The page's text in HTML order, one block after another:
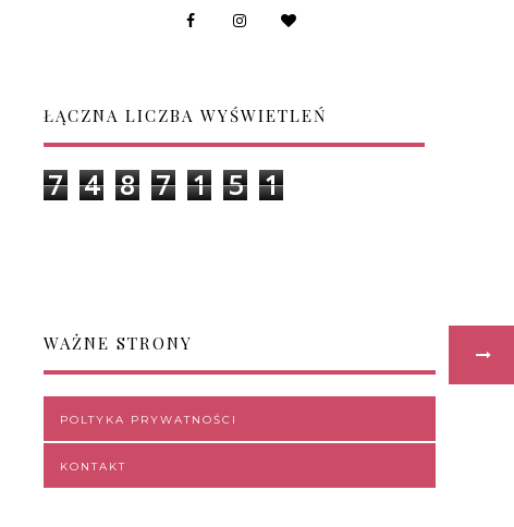
ŁĄCZNA LICZBA WYŚWIETLEŃ
7 4 8 7 1 5 1
WAŻNE STRONY
POLTYKA PRYWATNOŚCI
KONTAKT